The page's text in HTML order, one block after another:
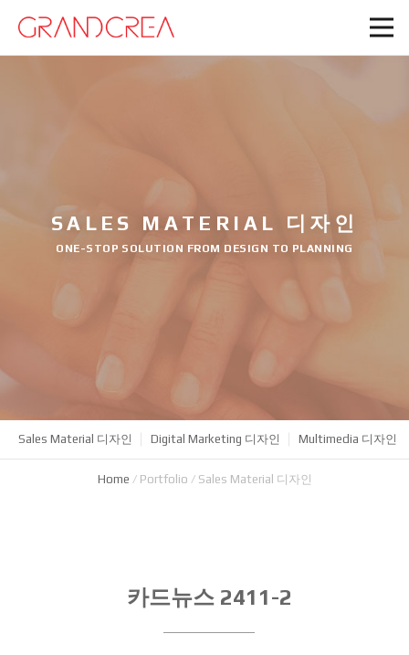
SALES MATERIAL 디자인
ONE-STOP SOLUTION FROM DESIGN TO PLANNING
Sales Material 디자인 Digital Marketing 디자인 Multimedia 디자인
Home / Portfolio / Sales Material 디자인
카드뉴스 2411-2